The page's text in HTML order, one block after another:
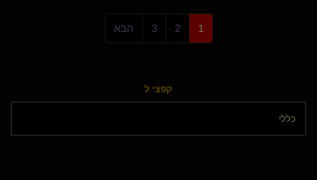
1
2
3 הבא
קפצי ל